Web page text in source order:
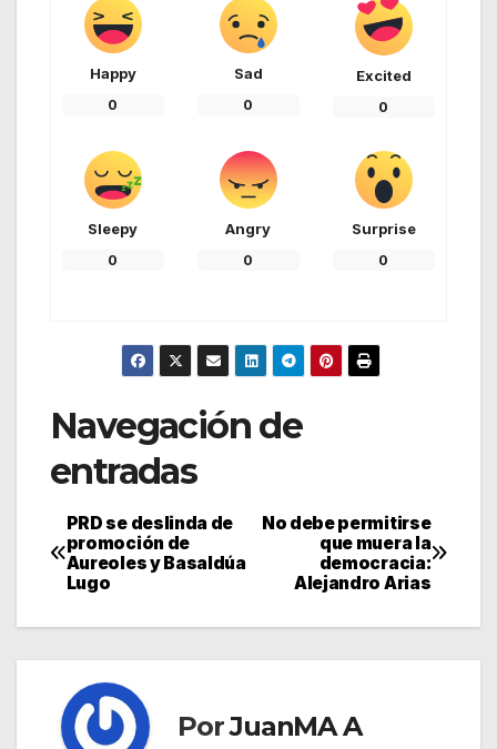
Happy
0
Sad
0
Excited
0
Sleepy
0
Angry
0
Surprise
0
Navegación de
entradas
No debe permitirse
que muera la
democracia:
Alejandro Arias
PRD se deslinda de
promoción de
Aureoles y Basaldúa
Lugo
PorJuanMA A